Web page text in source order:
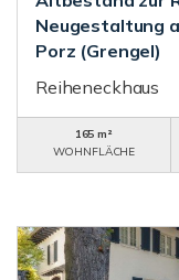
Neugestaltung
Porz (Grengel)
Reiheneckhaus
165 m²
WOHNFLÄCHE